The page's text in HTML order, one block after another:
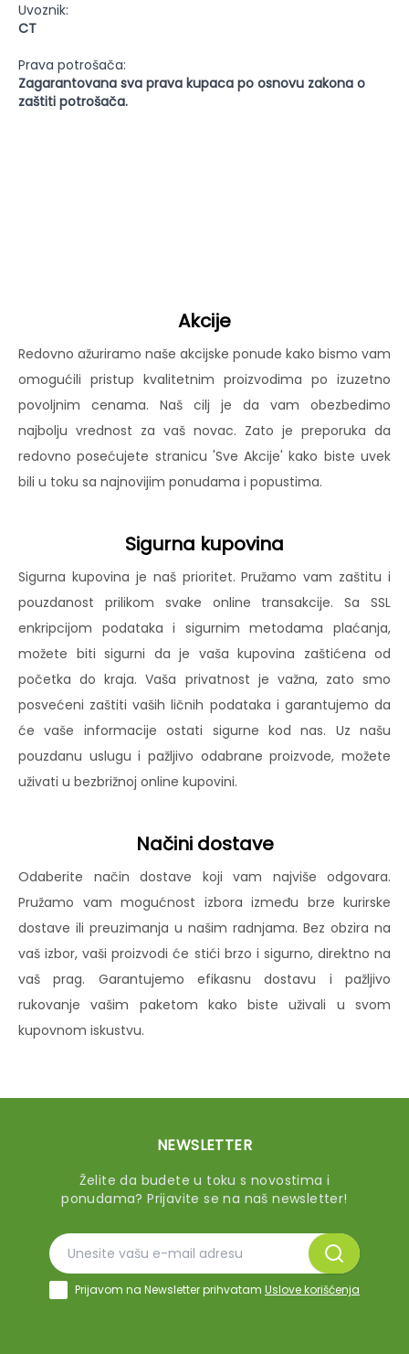
Uvoznik:
CT
Prava potrošača:
Zagarantovana sva prava kupaca po osnovu zakona o
zaštiti potrošača.
Akcije
Redovno ažuriramo naše akcijske ponude kako bismo vam
omogućili pristup kvalitetnim proizvodima po izuzetno
povoljnim cenama. Naš cilj je da vam obezbedimo
najbolju vrednost za vaš novac. Zato je preporuka da
redovno posećujete stranicu 'Sve Akcije' kako biste uvek
bili u toku sa najnovijim ponudama i popustima.
Sigurna kupovina
Sigurna kupovina je naš prioritet. Pružamo vam zaštitu i
pouzdanost prilikom svake online transakcije. Sa SSL
enkripcijom podataka i sigurnim metodama plaćanja,
možete biti sigurni da je vaša kupovina zaštićena od
početka do kraja. Vaša privatnost je važna, zato smo
posvećeni zaštiti vaših ličnih podataka i garantujemo da
će vaše informacije ostati sigurne kod nas. Uz našu
pouzdanu uslugu i pažljivo odabrane proizvode, možete
uživati u bezbrižnoj online kupovini.
Načini dostave
Odaberite način dostave koji vam najviše odgovara.
Pružamo vam mogućnost izbora između brze kurirske
dostave ili preuzimanja u našim radnjama. Bez obzira na
vaš izbor, vaši proizvodi će stići brzo i sigurno, direktno na
vaš prag. Garantujemo efikasnu dostavu i pažljivo
rukovanje vašim paketom kako biste uživali u svom
kupovnom iskustvu.
NEWSLETTER
Želite da budete u toku s novostima i
ponudama? Prijavite se na naš newsletter!
Prijavom na Newsletter prihvatam Uslove korišćenja